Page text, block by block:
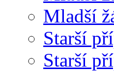
Mladší
Starší
Starší